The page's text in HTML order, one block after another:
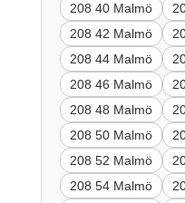
208 40 Malmö
208 42 Malmö
208 44 Malmö
208 46 Malmö
208 48 Malmö
208 50 Malmö
208 52 Malmö
208 54 Malmö